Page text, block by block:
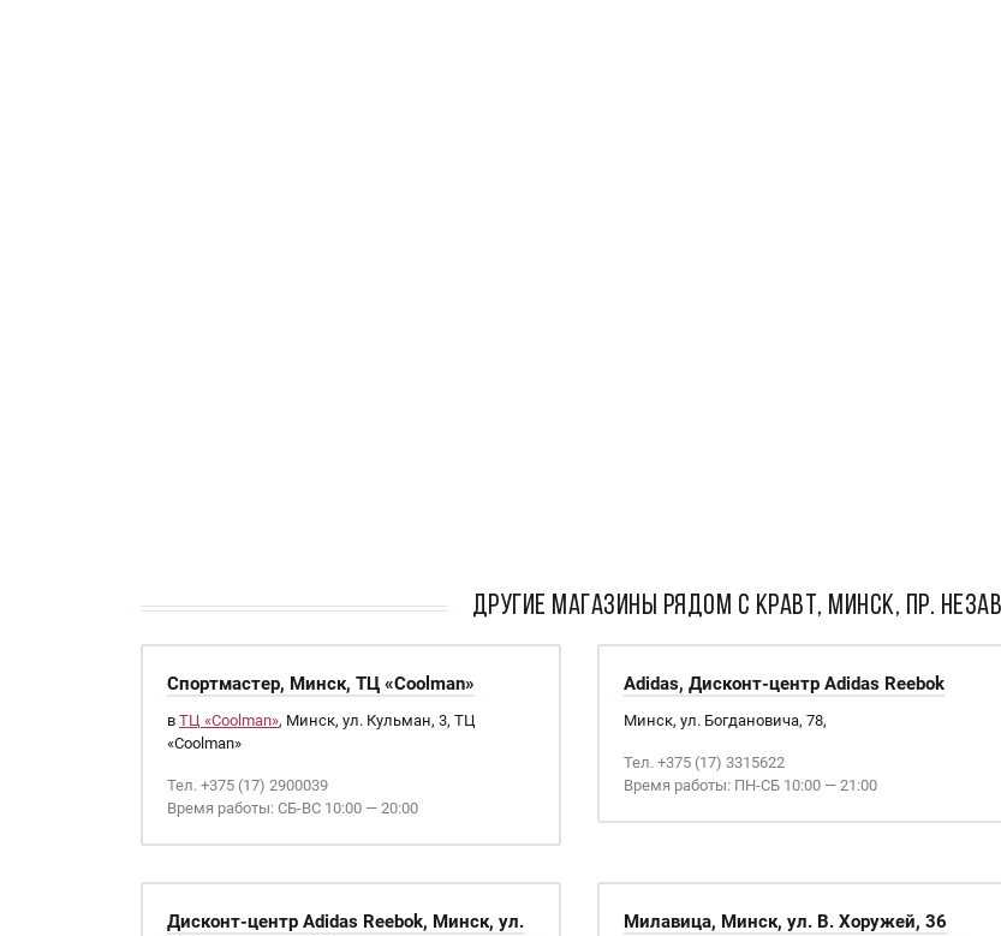
ДРУГИЕ МАГАЗИНЫ РЯДОМ С Кравт, Минск, пр.
Спортмастер, Минск, ТЦ «Coolman»
в ТЦ «Coolman», Минск, ул. Кульман, 3, ТЦ
«Coolman»
Тел. +375 (17) 2900039
Время работы: СБ-ВС 10:00 — 20:00
Adidas, Дисконт-центр Adidas Reebok
Минск, ул. Богдановича, 78,
Тел. +375 (17) 3315622
Время работы: ПН-СБ 10:00 — 21:00
Дисконт-центр Adidas Reebok, Минск, ул.
Милавица, Минск, ул. В. Хоружей, 36